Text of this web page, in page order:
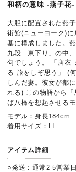
和柄の意味 -燕子花-
大胆に配置された燕
術館(ニューヨーク)
基に構成しました。
九段「東下り」の中
句でしょう。 「唐衣
る 旅をしぞ思う」 (
しんだ妻。彼女が都
れる) この物語から「
ば八橋を想起させる
モデル：身長184cm
着用サイズ：LL
アイテム詳細
○発送：通常2-5営業